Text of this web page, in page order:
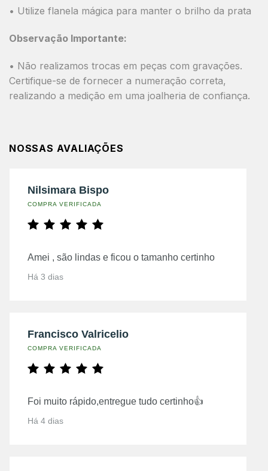
• Utilize flanela mágica para manter o brilho da prata
Observação Importante:
• Não realizamos trocas em peças com gravações.
Certifique-se de fornecer a numeração correta,
realizando a medição em uma joalheria de confiança.
NOSSAS AVALIAÇÕES
Nilsimara Bispo
COMPRA VERIFICADA
Amei , são lindas e ficou o tamanho certinho
Há 3 dias
Francisco Valricelio
COMPRA VERIFICADA
Foi muito rápido,entregue tudo certinho👍
Há 4 dias